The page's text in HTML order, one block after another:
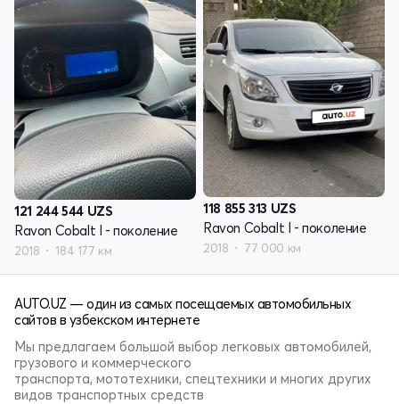
121 244 544 UZS
Ravon Cobalt I - поколение
2018 184 177 км
118 855 313 UZS
Ravon Cobalt I - поколение
2018 77 000 км
AUTO.UZ — один из самых посещаемых автомобильных
сайтов в узбекском интернете
Мы предлагаем большой выбор легковых автомобилей,
грузового и коммерческого
транспорта, мототехники, спецтехники и многих других
видов транспортных средств